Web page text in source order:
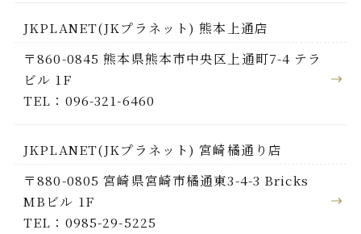
JKPLANET(JKプラネット) 熊本上通店
〒860-0845 熊本県熊本市中央区上通町7-4 テラ
ビル 1F
TEL：096-321-6460
JKPLANET(JKプラネット) 宮崎橘通り店
〒880-0805 宮崎県宮崎市橘通東3-4-3 Bricks
MBビル 1F
TEL：0985-29-5225